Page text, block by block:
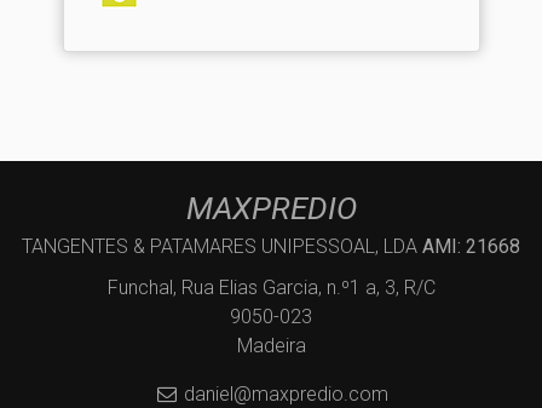
MAXPREDIO
TANGENTES & PATAMARES UNIPESSOAL, LDA AMI: 21668
Funchal, Rua Elias Garcia, n.º1 a, 3, R/C
9050-023
Madeira
daniel@maxpredio.com